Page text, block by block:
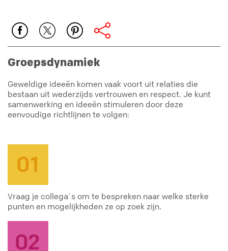
Groepsdynamiek
Geweldige ideeën komen vaak voort uit relaties die
bestaan uit wederzijds vertrouwen en respect. Je kunt
samenwerking en ideeën stimuleren door deze
eenvoudige richtlijnen te volgen:
Vraag je collega´s om te bespreken naar welke sterke
punten en mogelijkheden ze op zoek zijn.